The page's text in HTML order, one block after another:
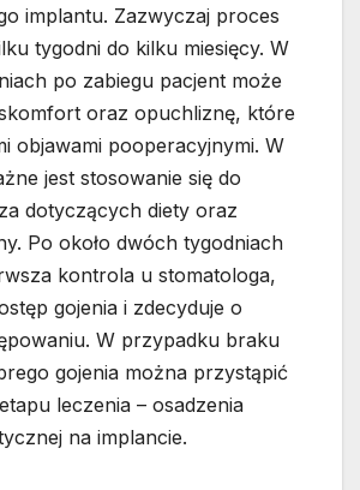
implantu. Zazwyczaj proces
tygodni do kilku miesięcy. W
po zabiegu pacjent może
oraz opuchliznę, które
objawami pooperacyjnymi. W
jest stosowanie się do
dotyczących diety oraz
Po około dwóch tygodniach
kontrola u stomatologa,
gojenia i zdecyduje o
W przypadku braku
gojenia można przystąpić
leczenia – osadzenia
na implancie.